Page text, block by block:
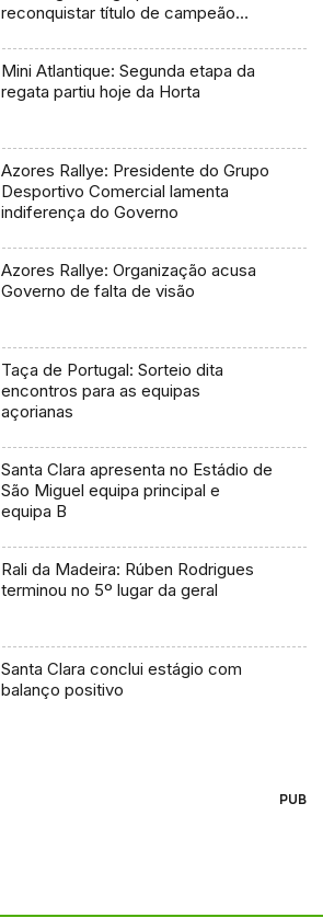
reconquistar título de campeão
Mini Atlantique: Segunda etapa da
regata partiu hoje da Horta
Azores Rallye: Presidente do Grupo
Desportivo Comercial lamenta
indiferença do Governo
Azores Rallye: Organização acusa
Governo de falta de visão
Taça de Portugal: Sorteio dita
encontros para as equipas
açorianas
Santa Clara apresenta no Estádio de
São Miguel equipa principal e
equipa B
Rali da Madeira: Rúben Rodrigues
terminou no 5º lugar da geral
Santa Clara conclui estágio com
balanço positivo
PUB